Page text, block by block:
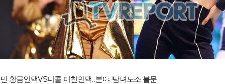
민 황금인맥VS니콜 미친인맥..분야·남녀노소 불문